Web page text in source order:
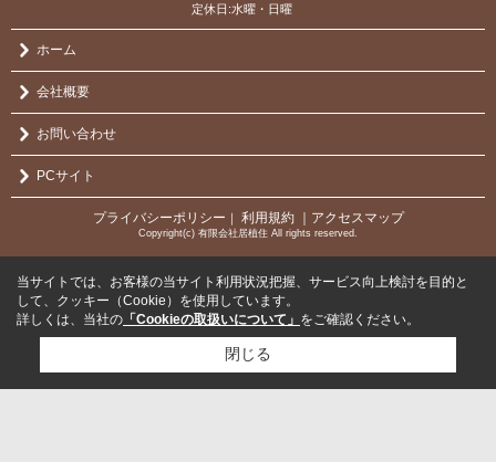
定休日:水曜・日曜
ホーム
会社概要
お問い合わせ
PCサイト
プライバシーポリシー ｜ 利用規約 ｜アクセスマップ
Copyright(c) 有限会社居植住 All rights reserved.
当サイトでは、お客様の当サイト利用状況把握、サービス向上検討を目的と
して、クッキー（Cookie）を使用しています。
詳しくは、当社の 「Cookieの取扱いについて」 をご確認ください。
閉じる